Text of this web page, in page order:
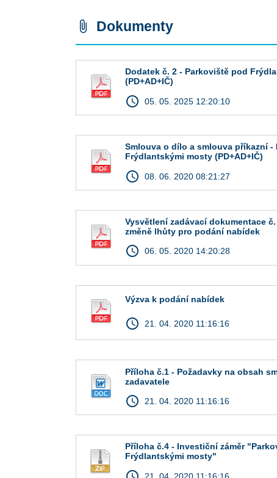
attach_file Dokumenty
Dodatek č. 2 - Parkoviště pod
(PD+AD+IČ)
access_time 05. 05. 2025 12:20:10
Smlouva o dílo a smlouva příkazní -
Frýdlantskými mosty (PD+AD+IČ)
access_time 08. 06. 2020 08:21:27
Vysvětlení zadávací dokumentace
změně lhůty pro podání nabídek
access_time 06. 05. 2020 14:20:28
Výzva k podání nabídek
access_time 21. 04. 2020 11:16:16
Příloha č.1 - Požadavky na obsah
zadavatele
access_time 21. 04. 2020 11:16:16
Příloha č.4 - Investiční záměr
Frýdlantskými mosty"
21. 04. 2020 11:16:16